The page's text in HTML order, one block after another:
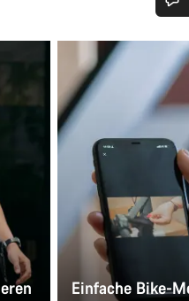
Einfache Bike-
im Chat zur Verfügung.